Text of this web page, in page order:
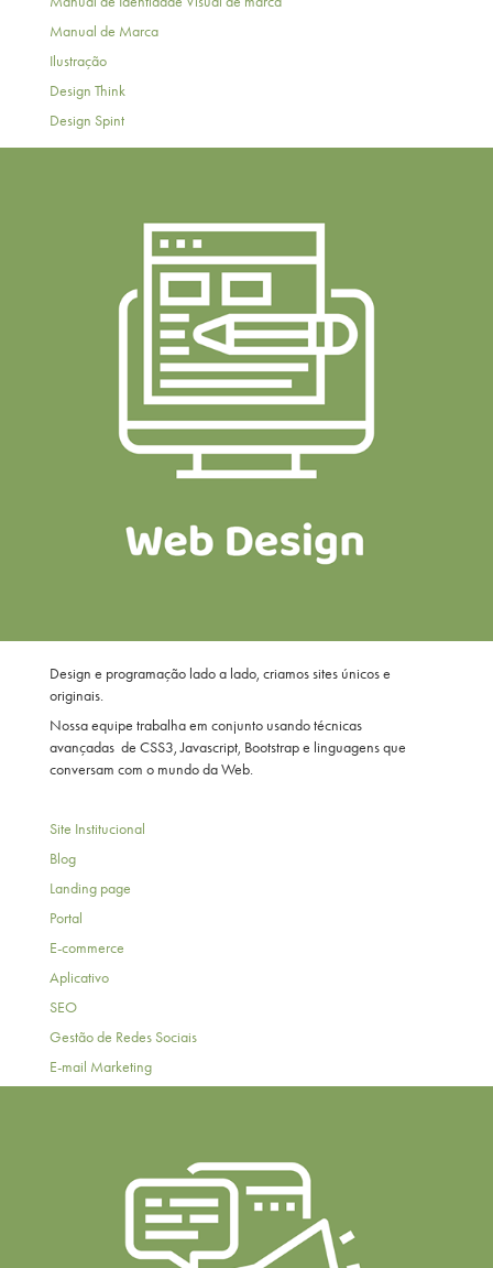
Manual de Marca
Ilustração
Design Think
Design Spint
Design e programação lado a lado, criamos sites únicos e
originais.
Nossa equipe trabalha em conjunto usando técnicas
avançadas de CSS3, Javascript, Bootstrap e linguagens que
conversam com o mundo da Web.
Site Institucional
Blog
Landing page
Portal
E-commerce
Aplicativo
SEO
Gestão de Redes Sociais
E-mail Marketing